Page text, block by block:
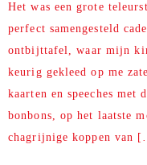
Het was een grote
perfect samengesteld
ontbijttafel, waar mijn
keurig gekleed op me
kaarten en speeches met
bonbons, op het laatste
chagrijnige koppen van